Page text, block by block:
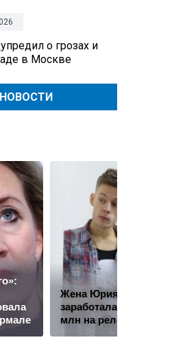
о грозах и
в Москве
Жена Юрия Дудя*
заработала почти 10
млн на релокантах